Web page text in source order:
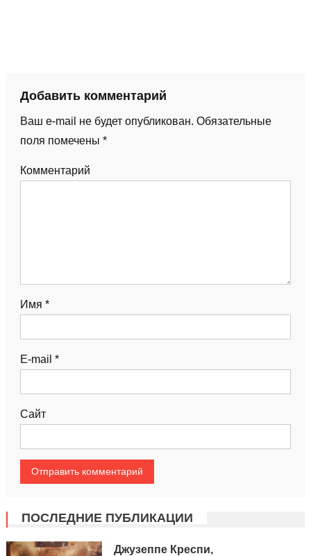
Добавить комментарий
Ваш e-mail не будет опубликован. Обязательные
поля помечены *
Комментарий
Имя *
E-mail *
Сайт
ПОСЛЕДНИЕ ПУБЛИКАЦИИ
Джузеппе Креспи,